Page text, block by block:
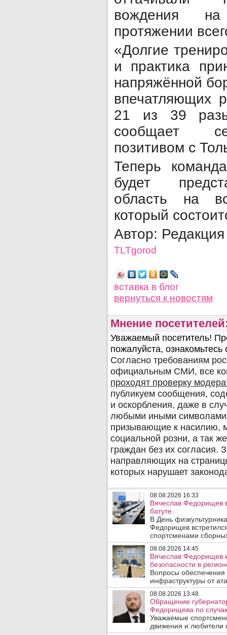
вождения
протяжении
«Долгие
и практика
напряжённой
впечатляющих
21 из 39
сообщает
позитивом с
Теперь
будет
область на
который
Автор:
TLTgorod
вставка в блог
вернуться к новостям
Мнение
08.08.2026 16:33
Вячеслав Федорищев
батуте.
В День
Федорищев
спортсменами
08.08.2026 14:45
Вячеслав Федорищев
безопасности в
Вопросы обеспечения
инфраструктуры от
08.08.2026 13:48
Обращение
Федорищева по
Уважаемые
движения и любители